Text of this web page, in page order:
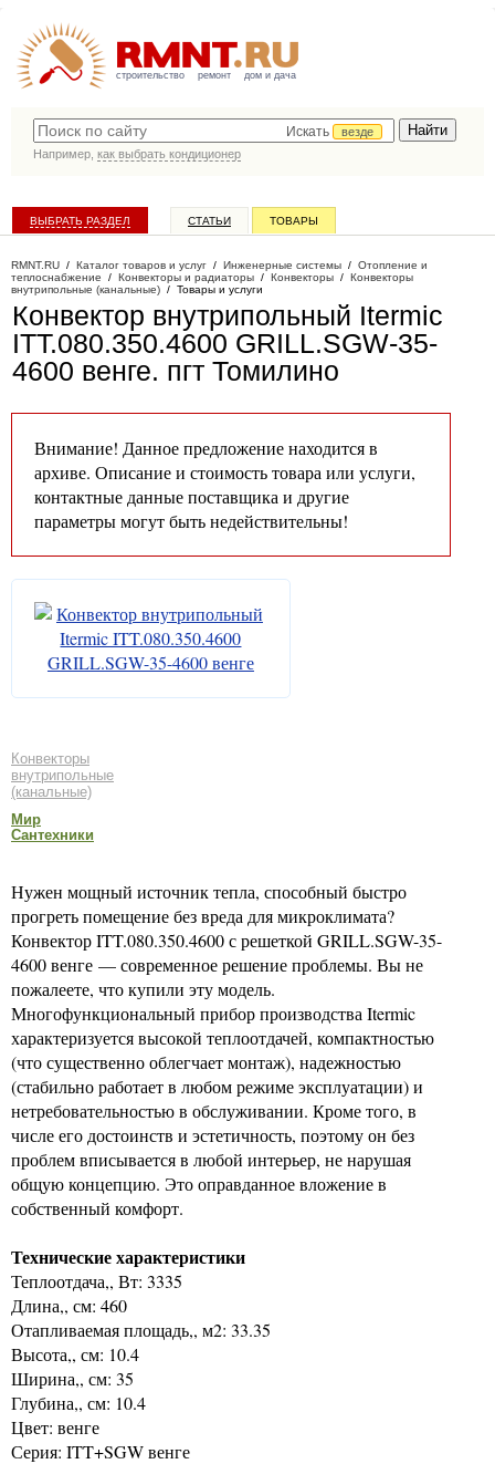
строительство ремонт дом и дача
Искать
везде
Например, как выбрать кондиционер
ВЫБРАТЬ РАЗДЕЛ СТАТЬИ ТОВАРЫ
RMNT.RU / Каталог товаров и услуг / Инженерные системы / Отопление и
теплоснабжение / Конвекторы и радиаторы / Конвекторы / Конвекторы
внутрипольные (канальные) / Товары и услуги
Конвектор внутрипольный Itermic
ITT.080.350.4600 GRILL.SGW-35-
4600 венге. пгт Томилино
Внимание! Данное предложение находится в
архиве. Описание и стоимость товара или услуги,
контактные данные поставщика и другие
параметры могут быть недействительны!
Конвекторы
внутрипольные
(канальные)
Мир
Сантехники
Нужен мощный источник тепла, способный быстро
прогреть помещение без вреда для микроклимата?
Конвектор ITT.080.350.4600 с решеткой GRILL.SGW-35-
4600 венге — современное решение проблемы. Вы не
пожалеете, что купили эту модель.
Многофункциональный прибор производства Itermic
характеризуется высокой теплоотдачей, компактностью
(что существенно облегчает монтаж), надежностью
(стабильно работает в любом режиме эксплуатации) и
нетребовательностью в обслуживании. Кроме того, в
числе его достоинств и эстетичность, поэтому он без
проблем вписывается в любой интерьер, не нарушая
общую концепцию. Это оправданное вложение в
собственный комфорт.
Технические характеристики
Теплоотдача,, Вт: 3335
Длина,, см: 460
Отапливаемая площадь,, м2: 33.35
Высота,, см: 10.4
Ширина,, см: 35
Глубина,, см: 10.4
Цвет: венге
Серия: ITT+SGW венге